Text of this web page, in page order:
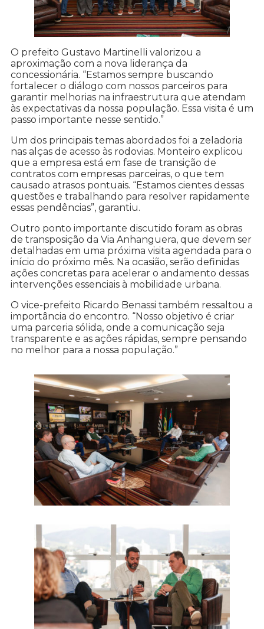
O prefeito Gustavo Martinelli valorizou a
aproximação com a nova liderança da
concessionária. “Estamos sempre buscando
fortalecer o diálogo com nossos parceiros para
garantir melhorias na infraestrutura que atendam
às expectativas da nossa população. Essa visita é um
passo importante nesse sentido.”
Um dos principais temas abordados foi a zeladoria
nas alças de acesso às rodovias. Monteiro explicou
que a empresa está em fase de transição de
contratos com empresas parceiras, o que tem
causado atrasos pontuais. “Estamos cientes dessas
questões e trabalhando para resolver rapidamente
essas pendências”, garantiu.
Outro ponto importante discutido foram as obras
de transposição da Via Anhanguera, que devem ser
detalhadas em uma próxima visita agendada para o
início do próximo mês. Na ocasião, serão definidas
ações concretas para acelerar o andamento dessas
intervenções essenciais à mobilidade urbana.
O vice-prefeito Ricardo Benassi também ressaltou a
importância do encontro. “Nosso objetivo é criar
uma parceria sólida, onde a comunicação seja
transparente e as ações rápidas, sempre pensando
no melhor para a nossa população.”